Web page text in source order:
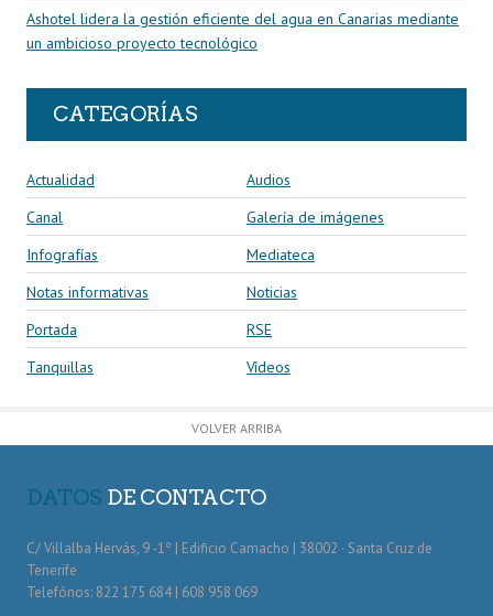
Ashotel lidera la gestión eficiente del agua en Canarias mediante
un ambicioso proyecto tecnológico
CATEGORÍAS
Actualidad
Audios
Canal
Galería de imágenes
Infografías
Mediateca
Notas informativas
Noticias
Portada
RSE
Tanquillas
Vídeos
VOLVER ARRIBA
DATOS DE CONTACTO
C/ Villalba Hervás, 9 -1º | Edificio Camacho | 38002 · Santa Cruz de
Tenerife
Telefónos: 822 175 684 | 608 958 069